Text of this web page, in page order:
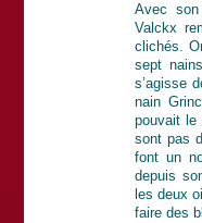
Avec son
Valckx
clichés.
sept
s’agisse
nain
pouvait le
sont pas
font un
depuis
les deux
faire des